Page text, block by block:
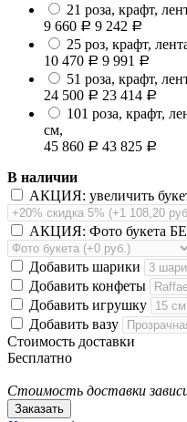
21 роза, крафт,
9 660 Р 9 242 Р
25 роз, крафт,
10 470 Р 9 991 Р
51 роза, крафт,
24 500 Р 23 414 Р
101 роза, крафт,
см,
45 860 Р 43 825 Р
В наличии
АКЦИЯ: увеличить
АКЦИЯ: Фото букета
Добавить шарики
Добавить конфеты
Добавить игрушку
Добавить вазу
Стоимость доставки
Бесплатно
Стоимость доставки